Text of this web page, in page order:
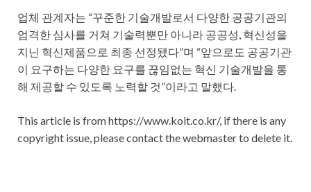
업체 관계자는 “꾸준한 기술개발로서 다양한 공공기관의
엄격한 심사를 거쳐 기술력뿐만 아니라 공공성, 혁신성을
지닌 혁신제품으로 최종 선정됐다”며 “앞으로도 공공기관
이 요구하는 다양한 요구를 끊임없는 혁신 기술개발을 통
해 제공할 수 있도록 노력할 것”이라고 말했다.
This article is from https://www.koit.co.kr/, if there is any
copyright issue, please contact the webmaster to delete it.